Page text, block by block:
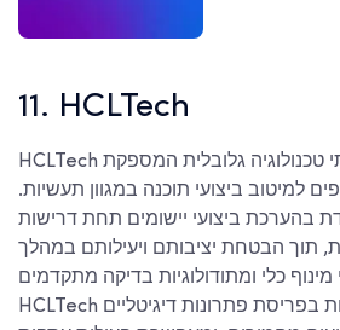
11. HCLTech
HCLTech היא ספקית שירותי טכנולוגיה גלובלית המספקת
למיטוב ביצועי תוכנה במגוון תעשיות.
בהערכת ביצועי יישומים תחת דרישות
תוך הבטחת יציבותם ויעילותם במהלך
כלי ומתודולוגיות בדיקה מתקדמים,
HCLTech תומכת בלקוחות בפריסת פתרונות דיגיטליים